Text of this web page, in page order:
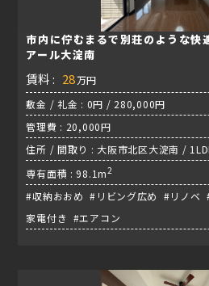
市内に佇むまるで別荘のような
アール大淀南
賃料 : 28万円
敷金 / 礼金 : 0円 / 280,000円
管理費 : 20,000円
住所 / 間取り : 大阪市北区大淀南 /
専有面積 : 98.1m2
#収納おおめ #リビング広め #リノベ
家電付き #エアコン